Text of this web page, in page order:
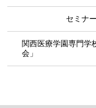
セミナ
関西医療学園専門学
会」